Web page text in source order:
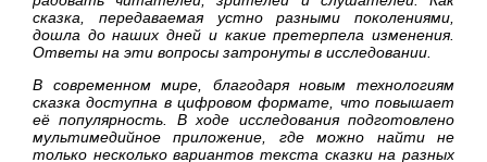
сказка, передаваемая устно разными поколениями,
дошла до наших дней и какие претерпела изменения.
Ответы на эти вопросы затронуты в исследовании.
В современном мире, благодаря новым технологиям
сказка доступна в цифровом формате, что повышает
её популярность. В ходе исследования подготовлено
мультимедийное приложение, где можно найти не
только несколько вариантов текста сказки на разных